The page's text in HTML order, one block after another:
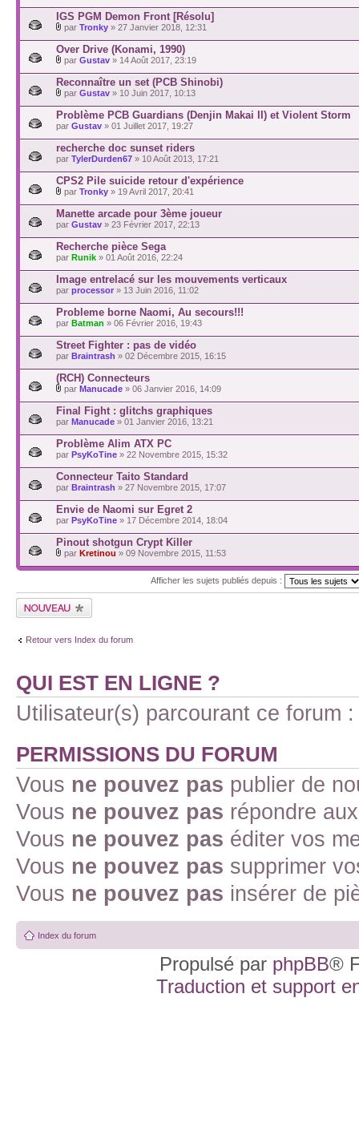
IGS PGM Demon Front [Résolu]
par Tronky » 27 Janvier 2018, 12:31
Over Drive (Konami, 1990)
par Gustav » 14 Août 2017, 23:19
Reconnaître un set (PCB Shinobi)
par Gustav » 10 Juin 2017, 10:13
Problème PCB Guardians (Denjin Makai II) et Violent Storm
par Gustav » 01 Juillet 2017, 19:27
recherche doc sunset riders
par TylerDurden67 » 10 Août 2013, 17:21
CPS2 Pile suicide retour d'expérience
par Tronky » 19 Avril 2017, 20:41
Manette arcade pour 3ème joueur
par Gustav » 23 Février 2017, 22:13
Recherche pièce Sega
par Runik » 01 Août 2016, 22:24
Image entrelacé sur les mouvements verticaux
par processor » 13 Juin 2016, 11:02
Probleme borne Naomi, Au secours!!!
par Batman » 06 Février 2016, 19:43
Street Fighter : pas de vidéo
par Braintrash » 02 Décembre 2015, 16:15
(RCH) Connecteurs
par Manucade » 06 Janvier 2016, 14:09
Final Fight : glitchs graphiques
par Manucade » 01 Janvier 2016, 13:21
Problème Alim ATX PC
par PsyKoTine » 22 Novembre 2015, 15:32
Connecteur Taito Standard
par Braintrash » 27 Novembre 2015, 17:07
Envie de Naomi sur Egret 2
par PsyKoTine » 17 Décembre 2014, 18:04
Pinout shotgun Crypt Killer
par Kretinou » 09 Novembre 2015, 11:53
Afficher les sujets publiés depuis :
Retour vers Index du forum
QUI EST EN LIGNE ?
Utilisateur(s) parcourant ce forum
PERMISSIONS DU FORUM
Vous ne pouvez pas publier de
Vous ne pouvez pas répondre
Vous ne pouvez pas éditer vos
Vous ne pouvez pas supprimer
Vous ne pouvez pas insérer de
Index du forum
Propulsé par phpBB®
Traduction et support